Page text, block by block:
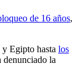
de 16 años,
y Egipto hasta los
denunciado la